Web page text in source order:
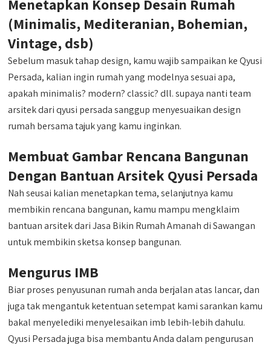
Menetapkan Konsep Desain Rumah
(Minimalis, Mediteranian, Bohemian,
Vintage, dsb)
Sebelum masuk tahap design, kamu wajib sampaikan ke Qyusi
Persada, kalian ingin rumah yang modelnya sesuai apa,
apakah minimalis? modern? classic? dll. supaya nanti team
arsitek dari qyusi persada sanggup menyesuaikan design
rumah bersama tajuk yang kamu inginkan.
Membuat Gambar Rencana Bangunan
Dengan Bantuan Arsitek Qyusi Persada
Nah seusai kalian menetapkan tema, selanjutnya kamu
membikin rencana bangunan, kamu mampu mengklaim
bantuan arsitek dari Jasa Bikin Rumah Amanah di Sawangan
untuk membikin sketsa konsep bangunan.
Mengurus IMB
Biar proses penyusunan rumah anda berjalan atas lancar, dan
juga tak mengantuk ketentuan setempat kami sarankan kamu
bakal menyelediki menyelesaikan imb lebih-lebih dahulu.
Qyusi Persada juga bisa membantu Anda dalam pengurusan